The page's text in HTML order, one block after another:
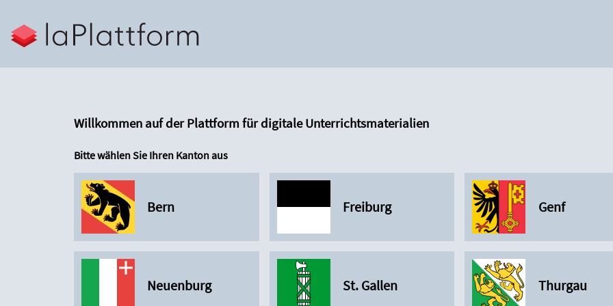
Willkommen auf der Plattform für digitale Unterrichtsmaterialien
Bitte wählen Sie Ihren Kanton aus
Bern Freiburg Genf
Neuenburg St. Gallen Thurgau